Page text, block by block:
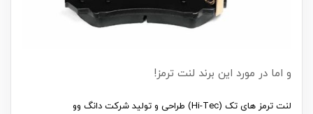
و اما در مورد این برند لنت ترمز!
لنت ترمز های تک (Hi-Tec) طراحی و تولید شرکت دانگ وو